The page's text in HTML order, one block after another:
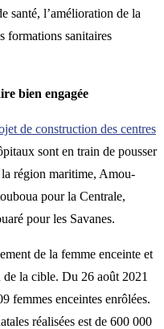
santé, l’amélioration de la
formations sanitaires
bien engagée
de construction des centres
sont en train de pousser
région maritime, Amou-
pour la Centrale,
pour les Savanes.
de la femme enceinte et
la cible. Du 26 août 2021
femmes enceintes enrôlées.
réalisées est de 600 000